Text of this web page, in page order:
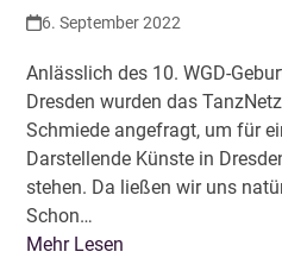
6. September 2022
Anlässlich des 10. WGD-
Dresden wurden das
Schmiede angefragt, um für
Darstellende Künste in
stehen. Da ließen wir uns
Schon…
Mehr Lesen